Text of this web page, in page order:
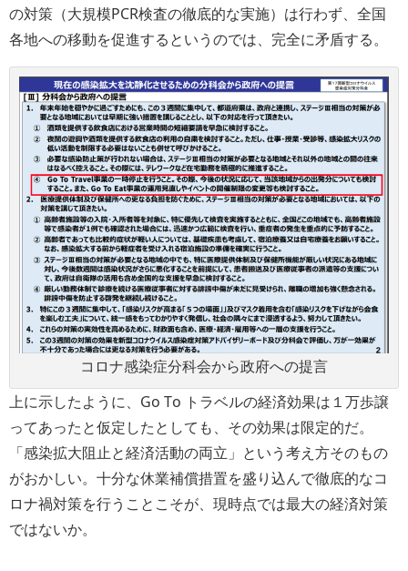
の対策（大規模PCR検査の徹底的な実施）は行わず、全国
各地への移動を促進するというのでは、完全に矛盾する。
コロナ感染症分科会から政府への提言
上に示したように、Go To トラベルの経済効果は１万歩譲
ってあったと仮定したとしても、その効果は限定的だ。
「感染拡大阻止と経済活動の両立」という考え方そのもの
がおかしい。十分な休業補償措置を盛り込んで徹底的なコ
ロナ禍対策を行うことこそが、現時点では最大の経済対策
ではないか。